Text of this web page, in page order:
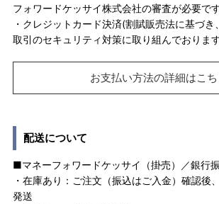
フォワードケッサイ株式会社の審査が必要です
・クレジットカード決済(割賦販売法に基づき
取引のセキュリティ対策に取り組んでおりま
お支払い方法の詳細はこち
配送について
■マネーフォワードケッサイ（掛売）／銀行振
・在庫あり：ご注文（振込はご入金）確認後
発送